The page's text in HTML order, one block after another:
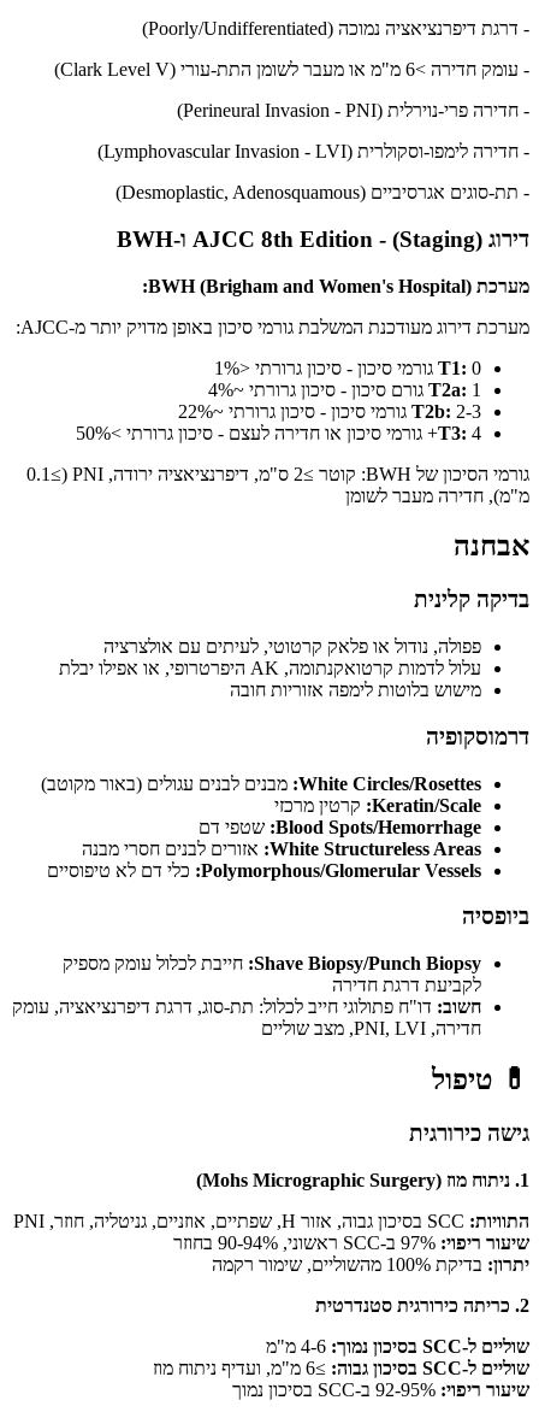
- דרגת דיפרנציאציה נמוכה (Poorly/Undifferentiated)
- עומק חדירה >6 מ"מ או מעבר לשומן התת-עורי (Clark Level V)
- חדירה פרי-נוירלית (Perineural Invasion - PNI)
- חדירה לימפו-וסקולרית (Lymphovascular Invasion - LVI)
- תת-סוגים אגרסיביים (Desmoplastic, Adenosquamous)
דירוג (Staging) - AJCC 8th Edition ו-BWH
מערכת BWH (Brigham and Women's Hospital):
מערכת דירוג מעודכנת המשלבת גורמי סיכון באופן מדויק יותר מ-AJCC:
T1: 0 גורמי סיכון - סיכון גרורתי <1%
T2a: 1 גורם סיכון - סיכון גרורתי ~4%
T2b: 2-3 גורמי סיכון - סיכון גרורתי ~22%
T3: 4+ גורמי סיכון או חדירה לעצם - סיכון גרורתי >50%
גורמי הסיכון של BWH: קוטר ≥2 ס"מ, דיפרנציאציה ירודה, PNI (≥0.1
מ"מ), חדירה מעבר לשומן
אבחנה
בדיקה קלינית
פפולה, נודול או פלאק קרטוטי, לעיתים עם אולצרציה
עלול לדמות קרטואקנתומה, AK היפרטרופי, או אפילו יבלת
מישוש בלוטות לימפה אזוריות חובה
דרמוסקופיה
White Circles/Rosettes: מבנים לבנים עגולים (באור מקוטב)
Keratin/Scale: קרטין מרכזי
Blood Spots/Hemorrhage: שטפי דם
White Structureless Areas: אזורים לבנים חסרי מבנה
Polymorphous/Glomerular Vessels: כלי דם לא טיפוסיים
ביופסיה
Shave Biopsy/Punch Biopsy: חייבת לכלול עומק מספיק
לקביעת דרגת חדירה
חשוב: דו"ח פתולוגי חייב לכלול: תת-סוג, דרגת דיפרנציאציה, עומק
חדירה, PNI, LVI, מצב שוליים
💊 טיפול
גישה כירורגית
1. ניתוח מוז (Mohs Micrographic Surgery)
התוויות:
שיעור ריפוי:
יתרון: בדיקת 100% מהשוליים, שימור רקמה
2. כריתה כירורגית סטנדרטית
שוליים ל-SCC בסיכון נמוך:
שוליים ל-SCC בסיכון גבוה:
≥6 מ"מ, ועדיף ניתוח מוז
שיעור ריפוי: